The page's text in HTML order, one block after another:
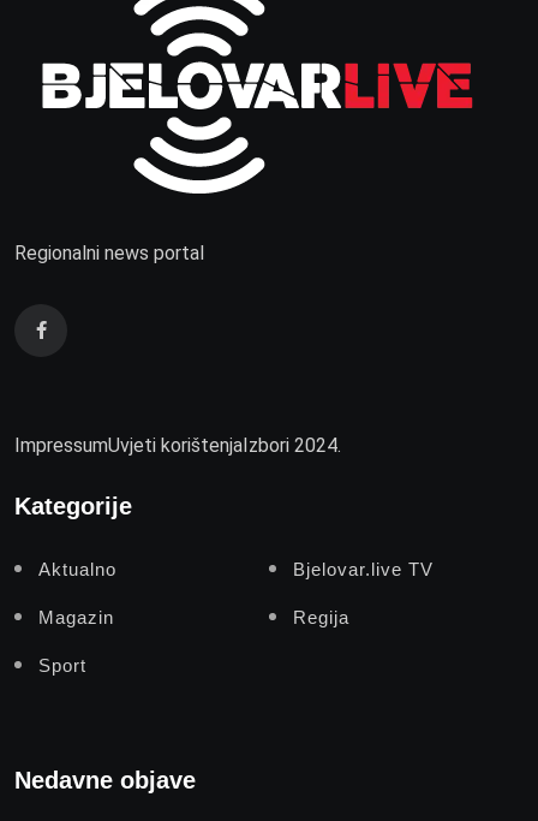
Regionalni news portal
ImpressumUvjeti korištenjaIzbori 2024.
Kategorije
Aktualno Bjelovar.live TV
Magazin Regija
Sport
Nedavne objave